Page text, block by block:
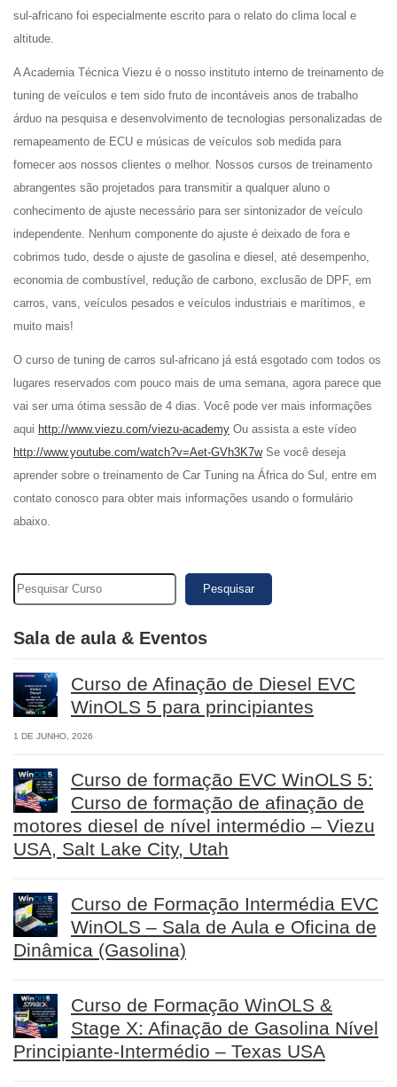
sul-africano foi especialmente escrito para o relato do clima local e
altitude.
A Academia Técnica Viezu é o nosso instituto interno de treinamento de
tuning de veículos e tem sido fruto de incontáveis anos de trabalho
árduo na pesquisa e desenvolvimento de tecnologias personalizadas de
remapeamento de ECU e músicas de veículos sob medida para
fornecer aos nossos clientes o melhor. Nossos cursos de treinamento
abrangentes são projetados para transmitir a qualquer aluno o
conhecimento de ajuste necessário para ser sintonizador de veículo
independente. Nenhum componente do ajuste é deixado de fora e
cobrimos tudo, desde o ajuste de gasolina e diesel, até desempenho,
economia de combustível, redução de carbono, exclusão de DPF, em
carros, vans, veículos pesados e veículos industriais e marítimos, e
muito mais!
O curso de tuning de carros sul-africano já está esgotado com todos os
lugares reservados com pouco mais de uma semana, agora parece que
vai ser uma ótima sessão de 4 dias. Você pode ver mais informações
aqui http://www.viezu.com/viezu-academy Ou assista a este vídeo
http://www.youtube.com/watch?v=Aet-GVh3K7wSe você deseja
aprender sobre o treinamento de Car Tuning na África do Sul, entre em
contato conosco para obter mais informações usando o formulário
abaixo.
Pesquisar
Sala de aula & Eventos
Curso de Afinação de Diesel EVC
WinOLS 5 para principiantes
1 DE JUNHO, 2026
Curso de formação EVC WinOLS 5:
Curso de formação de afinação de
motores diesel de nível intermédio – Viezu
USA, Salt Lake City, Utah
Curso de Formação Intermédia EVC
WinOLS – Sala de Aula e Oficina de
Dinâmica (Gasolina)
Curso de Formação WinOLS &
Stage X: Afinação de Gasolina Nível
Principiante-Intermédio – Texas USA